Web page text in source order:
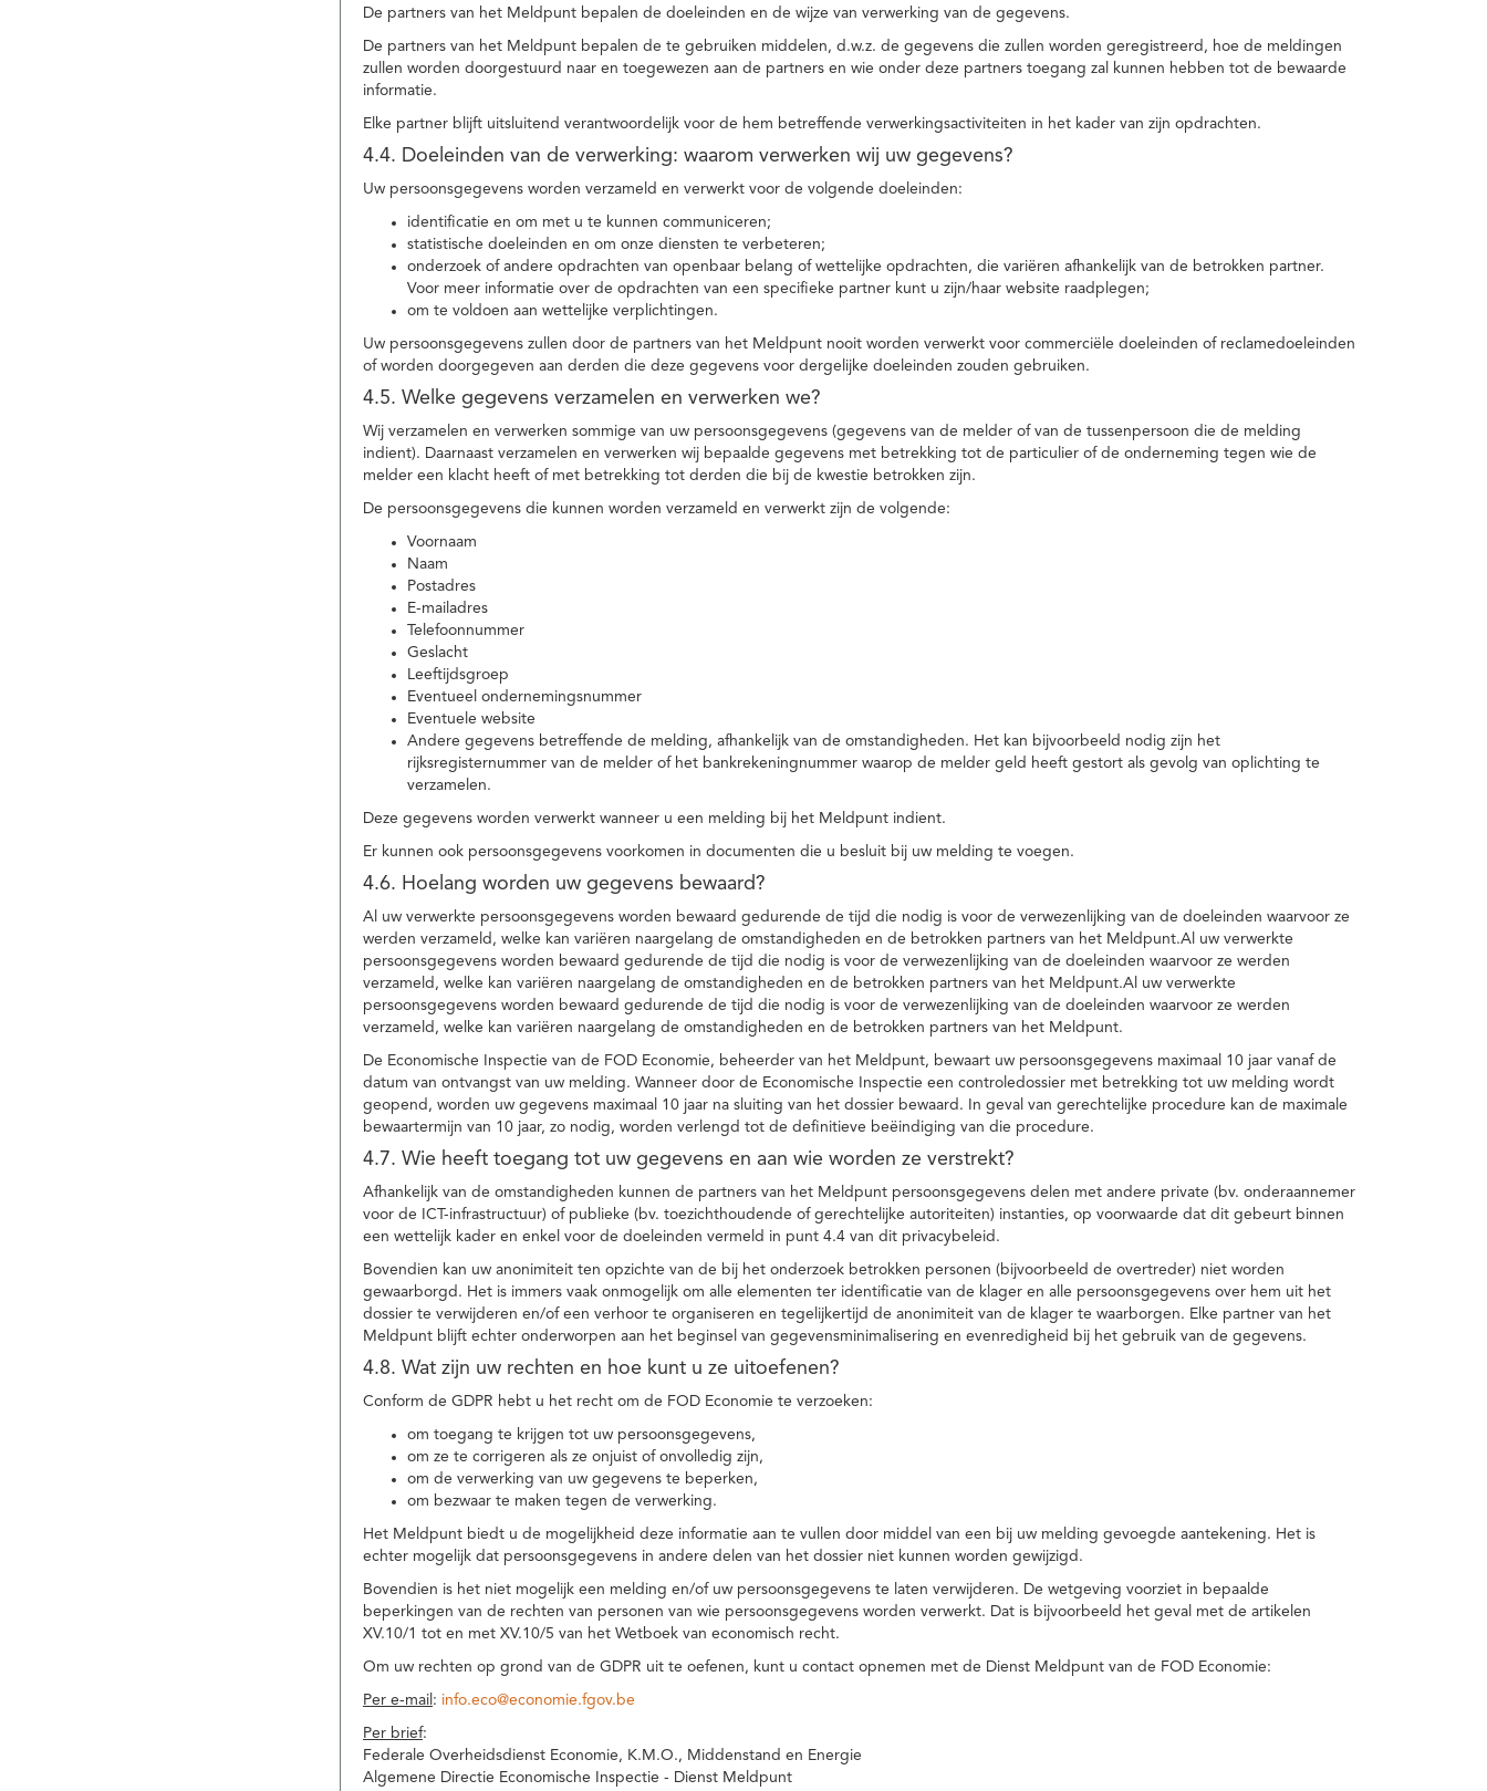
De partners van het Meldpunt bepalen de doeleinden en de wijze van verwerking van de gegevens.
De partners van het Meldpunt bepalen de te gebruiken middelen, d.w.z. de gegevens die zullen worden geregistreerd, hoe de meldingen
zullen worden doorgestuurd naar en toegewezen aan de partners en wie onder deze partners toegang zal kunnen hebben tot de bewaarde
informatie.
Elke partner blijft uitsluitend verantwoordelijk voor de hem betreffende verwerkingsactiviteiten in het kader van zijn opdrachten.
4.4. Doeleinden van de verwerking: waarom verwerken wij uw gegevens?
Uw persoonsgegevens worden verzameld en verwerkt voor de volgende doeleinden:
identificatie en om met u te kunnen communiceren;
statistische doeleinden en om onze diensten te verbeteren;
onderzoek of andere opdrachten van openbaar belang of wettelijke opdrachten, die variëren afhankelijk van de betrokken partner.
Voor meer informatie over de opdrachten van een specifieke partner kunt u zijn/haar website raadplegen;
om te voldoen aan wettelijke verplichtingen.
Uw persoonsgegevens zullen door de partners van het Meldpunt nooit worden verwerkt voor commerciële doeleinden of reclamedoeleinden
of worden doorgegeven aan derden die deze gegevens voor dergelijke doeleinden zouden gebruiken.
4.5. Welke gegevens verzamelen en verwerken we?
Wij verzamelen en verwerken sommige van uw persoonsgegevens (gegevens van de melder of van de tussenpersoon die de melding
indient). Daarnaast verzamelen en verwerken wij bepaalde gegevens met betrekking tot de particulier of de onderneming tegen wie de
melder een klacht heeft of met betrekking tot derden die bij de kwestie betrokken zijn.
De persoonsgegevens die kunnen worden verzameld en verwerkt zijn de volgende:
Voornaam
Naam
Postadres
E-mailadres
Telefoonnummer
Geslacht
Leeftijdsgroep
Eventueel ondernemingsnummer
Eventuele website
Andere gegevens betreffende de melding, afhankelijk van de omstandigheden. Het kan bijvoorbeeld nodig zijn het
rijksregisternummer van de melder of het bankrekeningnummer waarop de melder geld heeft gestort als gevolg van oplichting te
verzamelen.
Deze gegevens worden verwerkt wanneer u een melding bij het Meldpunt indient.
Er kunnen ook persoonsgegevens voorkomen in documenten die u besluit bij uw melding te voegen.
4.6. Hoelang worden uw gegevens bewaard?
Al uw verwerkte persoonsgegevens worden bewaard gedurende de tijd die nodig is voor de verwezenlijking van de doeleinden waarvoor ze
werden verzameld, welke kan variëren naargelang de omstandigheden en de betrokken partners van het Meldpunt.Al uw verwerkte
persoonsgegevens worden bewaard gedurende de tijd die nodig is voor de verwezenlijking van de doeleinden waarvoor ze werden
verzameld, welke kan variëren naargelang de omstandigheden en de betrokken partners van het Meldpunt.Al uw verwerkte
persoonsgegevens worden bewaard gedurende de tijd die nodig is voor de verwezenlijking van de doeleinden waarvoor ze werden
verzameld, welke kan variëren naargelang de omstandigheden en de betrokken partners van het Meldpunt.
De Economische Inspectie van de FOD Economie, beheerder van het Meldpunt, bewaart uw persoonsgegevens maximaal 10 jaar vanaf de
datum van ontvangst van uw melding. Wanneer door de Economische Inspectie een controledossier met betrekking tot uw melding wordt
geopend, worden uw gegevens maximaal 10 jaar na sluiting van het dossier bewaard. In geval van gerechtelijke procedure kan de maximale
bewaartermijn van 10 jaar, zo nodig, worden verlengd tot de definitieve beëindiging van die procedure.
4.7. Wie heeft toegang tot uw gegevens en aan wie worden ze verstrekt?
Afhankelijk van de omstandigheden kunnen de partners van het Meldpunt persoonsgegevens delen met andere private (bv. onderaannemer
voor de ICT-infrastructuur) of publieke (bv. toezichthoudende of gerechtelijke autoriteiten) instanties, op voorwaarde dat dit gebeurt binnen
een wettelijk kader en enkel voor de doeleinden vermeld in punt 4.4 van dit privacybeleid.
Bovendien kan uw anonimiteit ten opzichte van de bij het onderzoek betrokken personen (bijvoorbeeld de overtreder) niet worden
gewaarborgd. Het is immers vaak onmogelijk om alle elementen ter identificatie van de klager en alle persoonsgegevens over hem uit het
dossier te verwijderen en/of een verhoor te organiseren en tegelijkertijd de anonimiteit van de klager te waarborgen. Elke partner van het
Meldpunt blijft echter onderworpen aan het beginsel van gegevensminimalisering en evenredigheid bij het gebruik van de gegevens.
4.8. Wat zijn uw rechten en hoe kunt u ze uitoefenen?
Conform de GDPR hebt u het recht om de FOD Economie te verzoeken:
om toegang te krijgen tot uw persoonsgegevens,
om ze te corrigeren als ze onjuist of onvolledig zijn,
om de verwerking van uw gegevens te beperken,
om bezwaar te maken tegen de verwerking.
Het Meldpunt biedt u de mogelijkheid deze informatie aan te vullen door middel van een bij uw melding gevoegde aantekening. Het is
echter mogelijk dat persoonsgegevens in andere delen van het dossier niet kunnen worden gewijzigd.
Bovendien is het niet mogelijk een melding en/of uw persoonsgegevens te laten verwijderen. De wetgeving voorziet in bepaalde
beperkingen van de rechten van personen van wie persoonsgegevens worden verwerkt. Dat is bijvoorbeeld het geval met de artikelen
XV.10/1 tot en met XV.10/5 van het Wetboek van economisch recht.
Om uw rechten op grond van de GDPR uit te oefenen, kunt u contact opnemen met de Dienst Meldpunt van de FOD Economie:
Per e-mail : info.eco@economie.fgov.be
Per brief:
Federale Overheidsdienst Economie, K.M.O., Middenstand en Energie
Algemene Directie Economische Inspectie - Dienst Meldpunt